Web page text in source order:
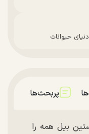
حیوانات
پربحث‌ها
بیل همه را